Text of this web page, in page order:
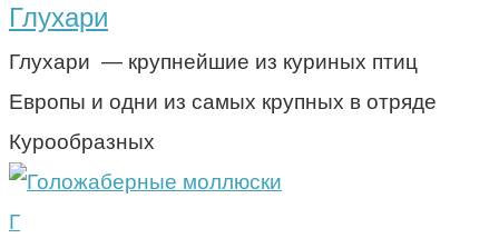
Глухари
Глухари — крупнейшие из куриных птиц
Европы и одни из самых крупных в отряде
Курообразных
Г